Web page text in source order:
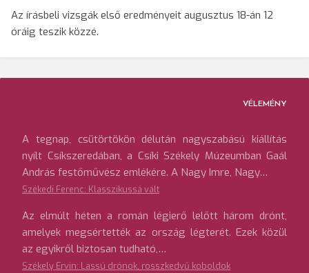
Az írásbeli vizsgák első eredményeit augusztus 18-án 12
óráig teszik közzé.
VÉLEMÉNY
A tegnap, csütörtökön délután nagyszabású kiállítás
nyílt Csíkszeredában, a Csíki Székely Múzeumban Gaál
András festőművész emlékére. A Nagy Imre, Nagy…
Székedi Ferenc: Klasszikussá vált
Az elmúlt héten a román légierő lelőtt három drónt,
amelyek megsértették az ország légterét. Ezek közül
az egyikről biztosan tudható,…
Székely Ervin: Lassú drónok, rosszkedvű koboldok